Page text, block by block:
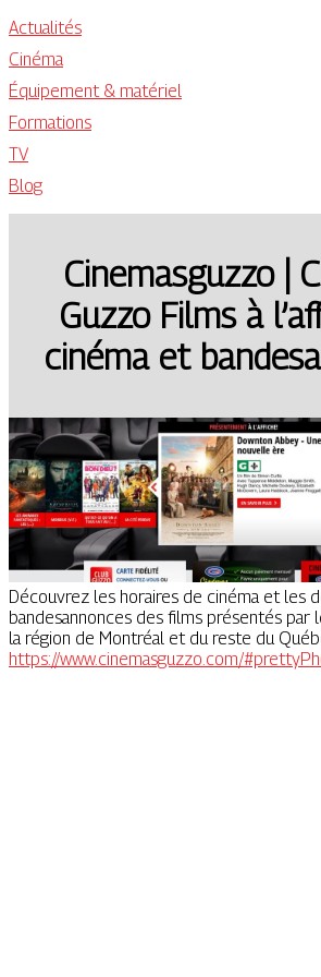
Actualités
Cinéma
Équipement & matériel
Formations
TV
Blog
Cine­mas­guz­zo |
Guzzo Films à
cinéma et
Découvrez les horaires de cinéma et les
bandesannonces des films présentés par
la région de Montréal et du reste du
https://www.cinemasguzzo.com/